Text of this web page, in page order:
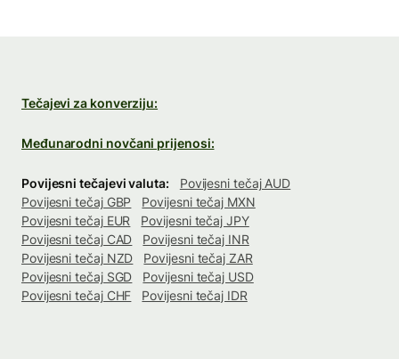
Tečajevi za konverziju:
Međunarodni novčani prijenosi:
Povijesni tečajevi valuta:
Povijesni tečaj AUD
Povijesni tečaj GBP
Povijesni tečaj MXN
Povijesni tečaj EUR
Povijesni tečaj JPY
Povijesni tečaj CAD
Povijesni tečaj INR
Povijesni tečaj NZD
Povijesni tečaj ZAR
Povijesni tečaj SGD
Povijesni tečaj USD
Povijesni tečaj CHF
Povijesni tečaj IDR